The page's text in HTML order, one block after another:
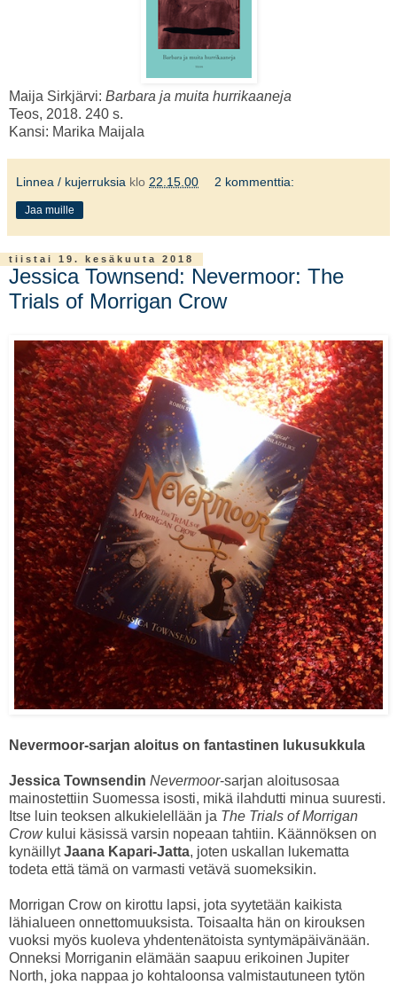
Maija Sirkjärvi: Barbara ja muita hurrikaaneja
Teos, 2018. 240 s.
Kansi: Marika Maijala
Linnea / kujerruksia klo 22.15.00 2 kommenttia:
Jaa muille
tiistai 19. kesäkuuta 2018
Jessica Townsend: Nevermoor: The
Trials of Morrigan Crow
Nevermoor-sarjan aloitus on fantastinen lukusukkula
Jessica Townsendin Nevermoor-sarjan aloitusosaa
mainostettiin Suomessa isosti, mikä ilahdutti minua suuresti.
Itse luin teoksen alkukielellään ja The Trials of Morrigan
Crowkului käsissä varsin nopeaan tahtiin. Käännöksen on
kynäillytJaana Kapari-Jatta, joten uskallan lukematta
todeta että tämä on varmasti vetävä suomeksikin.
Morrigan Crow on kirottu lapsi, jota syytetään kaikista
lähialueen onnettomuuksista. Toisaalta hän on kirouksen
vuoksi myös kuoleva yhdentenätoista syntymäpäivänään.
Onneksi Morriganin elämään saapuu erikoinen Jupiter
North, joka nappaa jo kohtaloonsa valmistautuneen tytön